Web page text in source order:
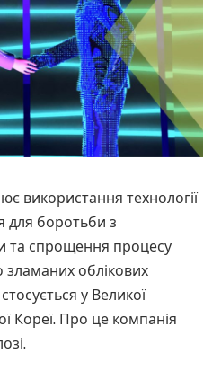
використання технології
для боротьби з
та спрощення процесу
зламаних облікових
у Великої
Кореї. Про це компанія